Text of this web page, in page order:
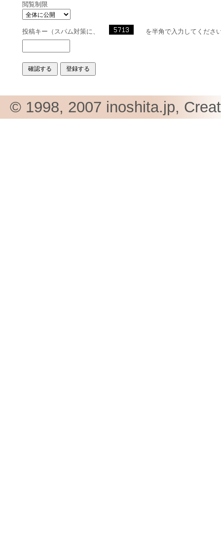
閲覧制限
投稿キー（スパム対策に、 を半角で入力してくださ
© 1998, 2007 inoshita.jp,